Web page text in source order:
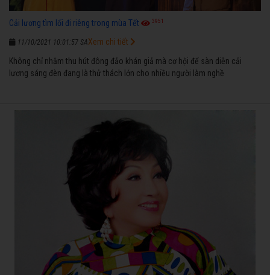
Cải lương tìm lối đi riêng trong mùa Tết 3951
11/10/2021 10:01:57 SA
Không chỉ nhằm thu hút đông đảo khán giả mà cơ hội để sàn diễn cải
lương sáng đèn đang là thử thách lớn cho nhiều người làm nghề
Xem chi tiết